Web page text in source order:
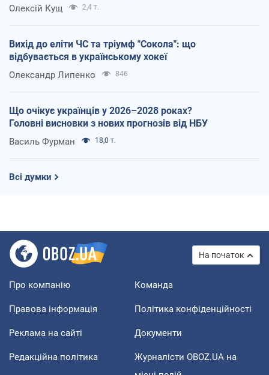
Олексій Кущ 2,4 т.
Вихід до еліти ЧС та тріумф "Сокола": що
відбувається в українському хокеї
Олександр Липенко 846
Що очікує українців у 2026–2028 роках?
Головні висновки з нових прогнозів від НБУ
Василь Фурман 18,0 т.
Всі думки
На початок
Про компанію Команда
Правова інформація Політика конфіденційності
Реклама на сайті Документи
Редакційна політика
Журналісти OBOZ.UA на